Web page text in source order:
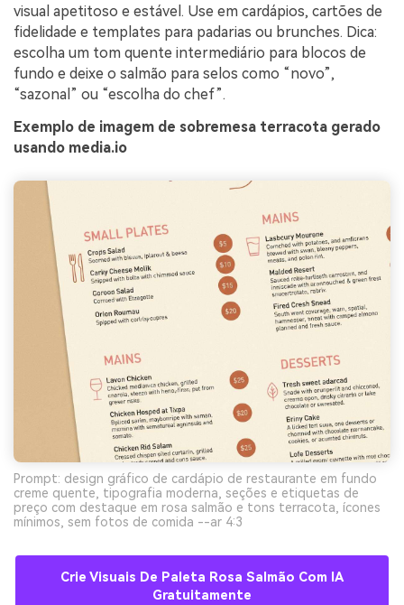
visual apetitoso e estável. Use em cardápios, cartões de
fidelidade e templates para padarias ou brunches. Dica:
escolha um tom quente intermediário para blocos de
fundo e deixe o salmão para selos como “novo”,
“sazonal” ou “escolha do chef”.
Exemplo de imagem de sobremesa terracota gerado
usando media.io
Prompt: design gráfico de cardápio de restaurante em fundo
creme quente, tipografia moderna, seções e etiquetas de
preço com destaque em rosa salmão e tons terracota, ícones
mínimos, sem fotos de comida --ar 4:3
Crie Visuais De Paleta Rosa Salmão Com IA
Gratuitamente